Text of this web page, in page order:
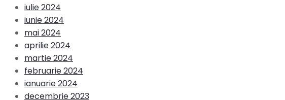
iulie 2024
iunie 2024
mai 2024
aprilie 2024
martie 2024
februarie 2024
ianuarie 2024
decembrie 2023